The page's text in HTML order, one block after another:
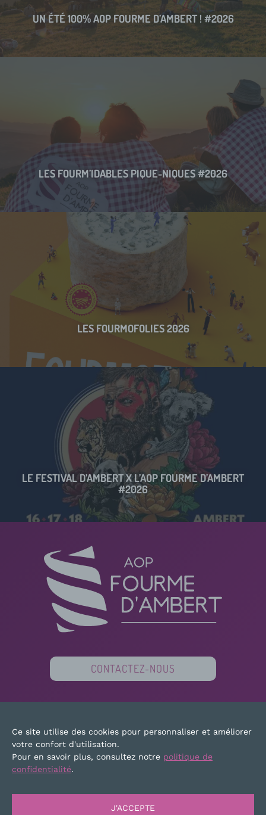
UN ÉTÉ 100% AOP FOURME D’AMBERT ! #2026
LES FOURM’IDABLES PIQUE-NIQUES #2026
LES FOURMOFOLIES 2026
LE FESTIVAL D’AMBERT X L’AOP FOURME D’AMBERT
#2026
CONTACTEZ-NOUS
PLAN DU SITE MENTIONS LÉGALES
Ce site utilise des cookies pour personnaliser et améliorer
votre confort d'utilisation.
Pour en savoir plus, consultez notre politique de
confidentialité.
J'ACCEPTE